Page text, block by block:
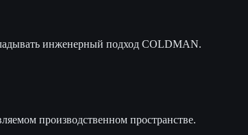
инженерный подход COLDMAN.
производственном пространстве.